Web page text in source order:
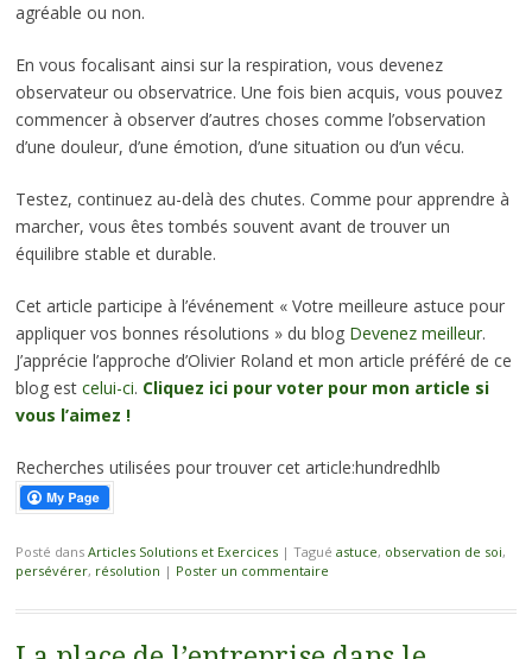
agréable ou non.
En vous focalisant ainsi sur la respiration, vous devenez
observateur ou observatrice. Une fois bien acquis, vous pouvez
commencer à observer d’autres choses comme l’observation
d’une douleur, d’une émotion, d’une situation ou d’un vécu.
Testez, continuez au-delà des chutes. Comme pour apprendre à
marcher, vous êtes tombés souvent avant de trouver un
équilibre stable et durable.
Cet article participe à l’événement « Votre meilleure astuce pour
appliquer vos bonnes résolutions » du blog Devenez meilleur.
J’apprécie l’approche d’Olivier Roland et mon article préféré de ce
blog est celui-ci. Cliquez ici pour voter pour mon article si
vous l’aimez !
Recherches utilisées pour trouver cet article:hundredhlb
Posté dans Articles Solutions et Exercices | Tagué astuce, observation de soi,
persévérer, résolution | Poster un commentaire